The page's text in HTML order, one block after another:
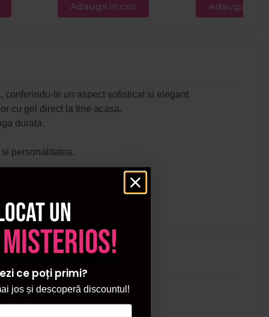
Adauga in cos Adauga in
le un aspect sofisticat si elegant.
cu gel direct la tine acasa.
durata.
personalitatea.
un
ce poți primi?
jos și descoperă discountul!